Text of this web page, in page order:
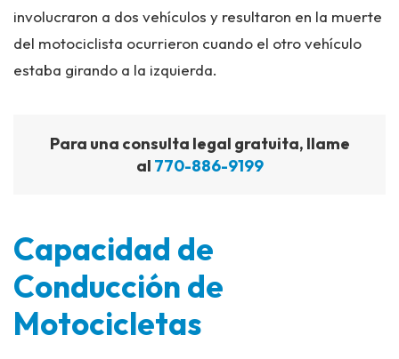
involucraron a dos vehículos y resultaron en la muerte
del motociclista ocurrieron cuando el otro vehículo
estaba girando a la izquierda.
Para una consulta legal gratuita, llame
al 770-886-9199
Capacidad de
Conducción de
Motocicletas